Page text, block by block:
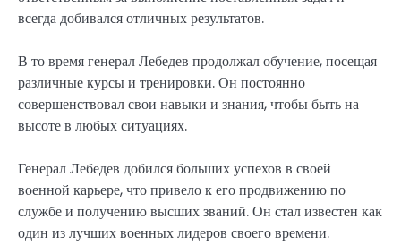
всегда добивался отличных результатов.
В то время генерал Лебедев продолжал обучение, посещая
различные курсы и тренировки. Он постоянно
совершенствовал свои навыки и знания, чтобы быть на
высоте в любых ситуациях.
Генерал Лебедев добился больших успехов в своей
военной карьере, что привело к его продвижению по
службе и получению высших званий. Он стал известен как
один из лучших военных лидеров своего времени.